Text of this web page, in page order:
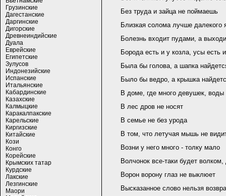
Грузинские
Дагестанские
Даргинские
Дигорские
Древнеиндийские
Дуала
Еврейские
Египетские
Зулусов
Индонезийские
Испанские
Итальянские
Кабардинские
Казахские
Калмыцкие
Каракалпакские
Карельские
Киргизские
Китайские
Кози
Конго
Корейские
Крымских татар
Курдские
Лакские
Лезгинские
Маори
Без труда и зайца не поймаешь
Близкая солома лучше далекого
Болезнь входит пудами, а
Борода есть и у козла, усы есть
Была бы голова, а шапка
Было бы ведро, а крышка
В доме, где много девушек, воды
В лес дров не носят
В семье не без урода
В том, что летучая мышь не
Возни у него много - толку мало
Волчонок все-таки будет
Ворон ворону глаз не выклюет
Высказанное слово нельзя